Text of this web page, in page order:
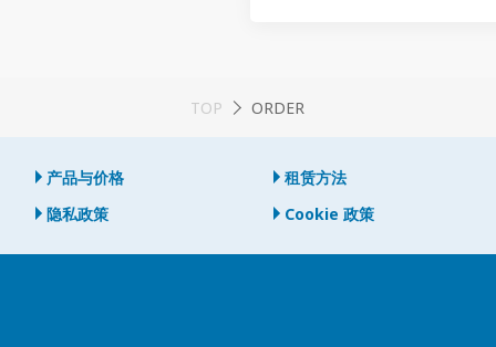
TOP ORDER
产品与价格 租赁方法
隐私政策
Cookie 政策